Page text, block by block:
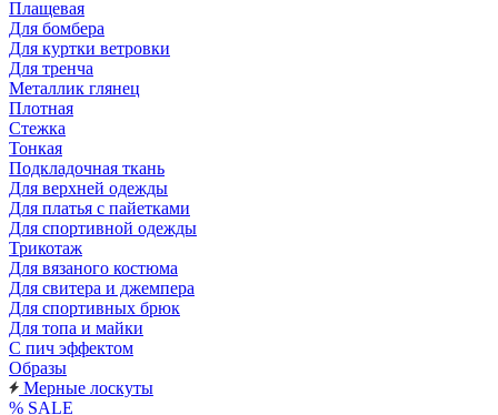
Плащевая
Для бомбера
Для куртки ветровки
Для тренча
Металлик глянец
Плотная
Стежка
Тонкая
Подкладочная ткань
Для верхней одежды
Для платья с пайетками
Для спортивной одежды
Трикотаж
Для вязаного костюма
Для свитера и джемпера
Для спортивных брюк
Для топа и майки
С пич эффектом
Образы
Мерные лоскуты
% SALE